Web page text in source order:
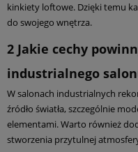
kinkiety loftowe. Dzięki temu
do swojego wnętrza.
2 Jakie cechy
industrialnego
W salonach industrialnych
źródło światła, szczególnie
elementami. Warto również
stworzenia przytulnej